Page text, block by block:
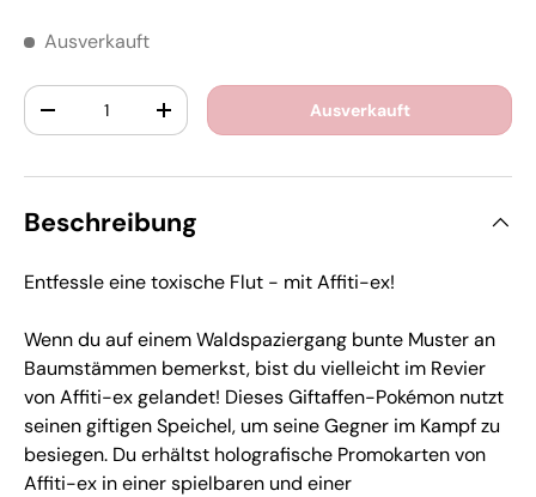
Ausverkauft
Anzahl
-
+ Ausverkauft
Beschreibung
Entfessle eine toxische Flut - mit Affiti-ex!
Wenn du auf einem Waldspaziergang bunte Muster an
Baumstämmen bemerkst, bist du vielleicht im Revier
von Affiti-ex gelandet! Dieses Giftaffen-Pokémon nutzt
seinen giftigen Speichel, um seine Gegner im Kampf zu
besiegen. Du erhältst holografische Promokarten von
Affiti-ex in einer spielbaren und einer